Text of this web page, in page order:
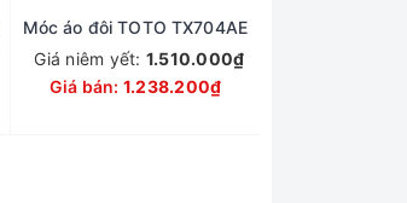
Móc áo đôi TOTO TX704AE
Giá niêm yết: 1.510.000₫
Giá bán: 1.238.200₫